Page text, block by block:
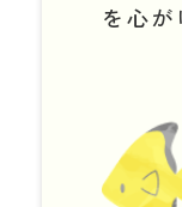
を心